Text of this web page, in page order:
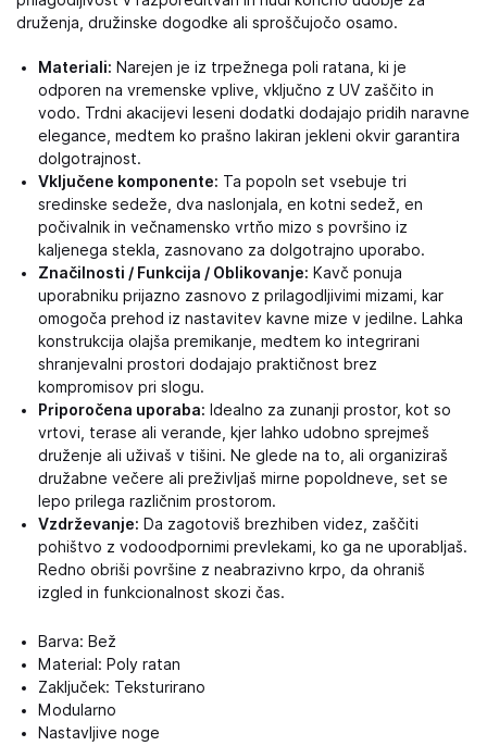
druženja, družinske dogodke ali sproščujočo osamo.
Materiali: Narejen je iz trpežnega poli ratana, ki je
odporen na vremenske vplive, vključno z UV zaščito in
vodo. Trdni akacijevi leseni dodatki dodajajo pridih naravne
elegance, medtem ko prašno lakiran jekleni okvir garantira
dolgotrajnost.
Vključene komponente: Ta popoln set vsebuje tri
sredinske sedeže, dva naslonjala, en kotni sedež, en
počivalnik in večnamensko vrtňo mizo s površino iz
kaljenega stekla, zasnovano za dolgotrajno uporabo.
Značilnosti / Funkcija / Oblikovanje: Kavč ponuja
uporabniku prijazno zasnovo z prilagodljivimi mizami, kar
omogoča prehod iz nastavitev kavne mize v jedilne. Lahka
konstrukcija olajša premikanje, medtem ko integrirani
shranjevalni prostori dodajajo praktičnost brez
kompromisov pri slogu.
Priporočena uporaba: Idealno za zunanji prostor, kot so
vrtovi, terase ali verande, kjer lahko udobno sprejmeš
druženje ali uživaš v tišini. Ne glede na to, ali organiziraš
družabne večere ali preživljaš mirne popoldneve, set se
lepo prilega različnim prostorom.
Vzdrževanje: Da zagotoviš brezhiben videz, zaščiti
pohištvo z vodoodpornimi prevlekami, ko ga ne uporabljaš.
Redno obriši površine z neabrazivno krpo, da ohraniš
izgled in funkcionalnost skozi čas.
Barva: Bež
Material: Poly ratan
Zaključek: Teksturirano
Modularno
Nastavljive noge